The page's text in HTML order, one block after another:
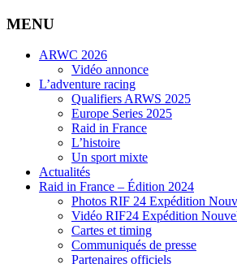
MENU
ARWC 2026
Vidéo annonce
L’adventure racing
Qualifiers ARWS 2025
Europe Series 2025
Raid in France
L’histoire
Un sport mixte
Actualités
Raid in France – Édition 2024
Photos RIF 24 Expédition
Vidéo RIF24 Expédition
Cartes et timing
Communiqués de presse
Partenaires officiels